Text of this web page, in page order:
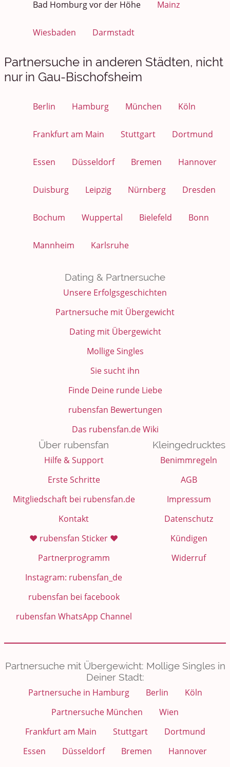
Bad Homburg vor der Höhe Mainz
Wiesbaden Darmstadt
Partnersuche in anderen Städten, nicht
nur in Gau-Bischofsheim
Berlin Hamburg München Köln
Frankfurt am Main Stuttgart Dortmund
Essen Düsseldorf Bremen Hannover
Duisburg Leipzig Nürnberg Dresden
Bochum Wuppertal Bielefeld Bonn
Mannheim Karlsruhe
Dating & Partnersuche
Unsere Erfolgsgeschichten
Partnersuche mit Übergewicht
Dating mit Übergewicht
Mollige Singles
Sie sucht ihn
Finde Deine runde Liebe
rubensfan Bewertungen
Das rubensfan.de Wiki
Über rubensfan
Hilfe & Support
Erste Schritte
Mitgliedschaft bei rubensfan.de
Kontakt
❤️ rubensfan Sticker ❤️
Partnerprogramm
Instagram: rubensfan_de
rubensfan bei facebook
rubensfan WhatsApp Channel
Kleingedrucktes
Benimmregeln
AGB
Impressum
Datenschutz
Kündigen
Widerruf
Partnersuche mit Übergewicht: Mollige Singles in
Deiner Stadt:
Partnersuche in Hamburg
Berlin
Köln
Partnersuche München
Wien
Frankfurt am Main
Stuttgart
Dortmund
Essen
Düsseldorf Bremen
Hannover